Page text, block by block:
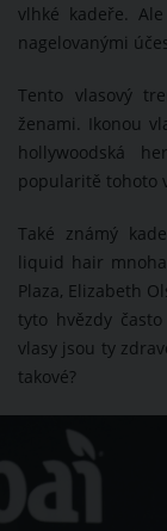
vlhké kadeře.
nagelovanými
Tento vlasový
ženami. Ikonou
hollywoodská
popularitě tohoto
Také známý
liquid hair
Plaza, Elizabeth
tyto hvězdy
vlasy jsou ty
takové?